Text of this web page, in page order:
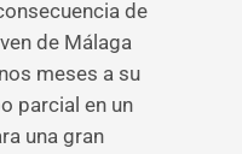
de
de Málaga
meses a su
parcial en un
una gran